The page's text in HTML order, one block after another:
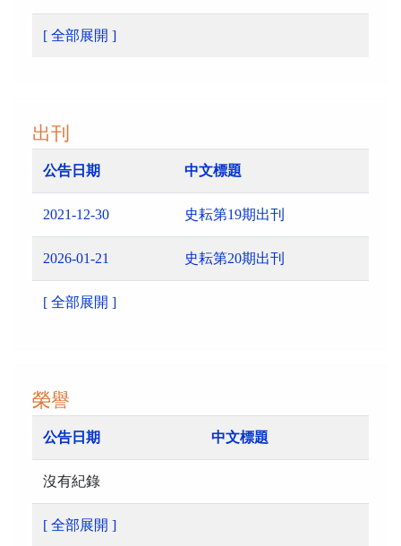
[ 全部展開 ]
出刊
公告日期 中文標題
2021-12-30 史耘第19期出刊
2026-01-21 史耘第20期出刊
[ 全部展開 ]
榮譽
公告日期 中文標題
沒有紀錄
[ 全部展開 ]